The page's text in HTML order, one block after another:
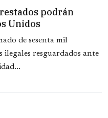
podrán
Unidos
de sesenta mil
ilegales resguardados ante